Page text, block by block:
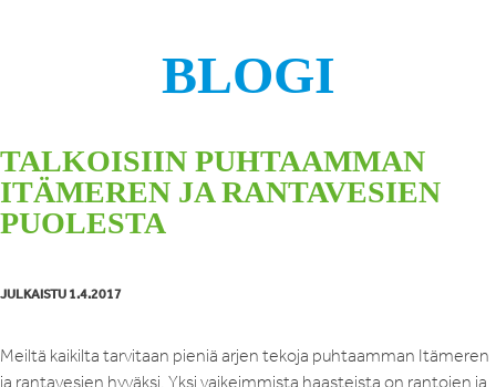
BLOGI
TALKOISIIN PUHTAAMMAN
ITÄMEREN JA RANTAVESIEN
PUOLESTA
JULKAISTU 1.4.2017
Meiltä kaikilta tarvitaan pieniä arjen tekoja puhtaamman Itämeren
ja rantavesien hyväksi. Yksi vaikeimmista haasteista on rantojen ja